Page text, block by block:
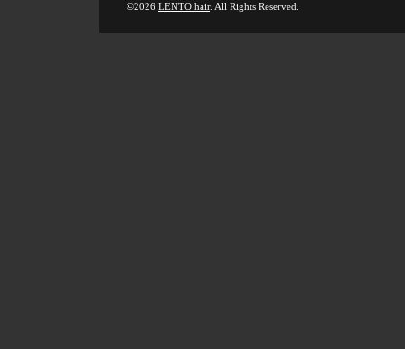
©2026 LENTO hair. All Rights Reserved.